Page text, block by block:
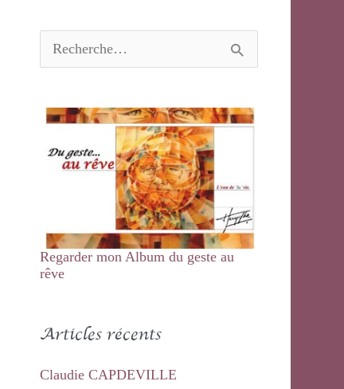
c
Regarder mon Album du geste au
rêve
Articles récents
Claudie CAPDEVILLE